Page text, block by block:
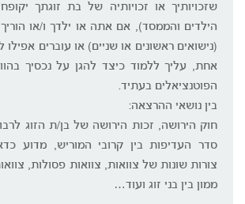
שזכויותיך או זכויותיה של בת זוגתך
הילדים והממסד), אם אתה או ילדך ו/או
(נישואים ראשונים או שניים) או עוברים
אחת, עליך ללמוד כיצד להגן על נכסיך
הפוטנציאלים בעתיד.
בין נושאי ההרצאה:
חוק הירושה, זכות הירושה של בן/ת הזוג
סדר העדיפות בין קרובי המוריש, מדוע
צורות שונות של צוואות, צוואות פסולות,
ממון בין בני זוג ועוד…